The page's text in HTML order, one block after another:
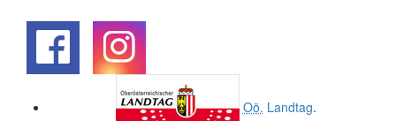
Oö. Landtag.